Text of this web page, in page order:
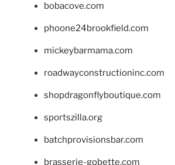
bobacove.com
phoone24brookfield.com
mickeybarmama.com
roadwayconstructioninc.com
shopdragonflyboutique.com
sportszilla.org
batchprovisionsbar.com
brasserie-gobette.com